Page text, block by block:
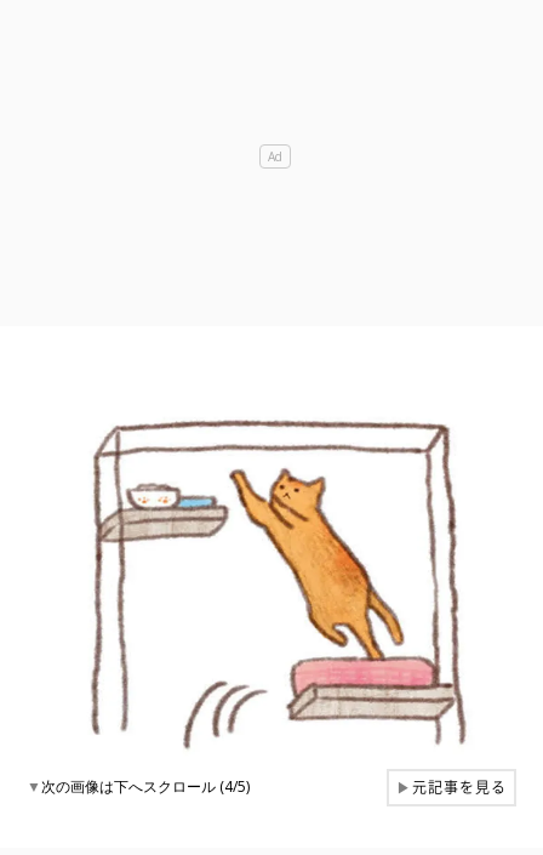
▼次の画像は下へスクロール (4/5) ▶元記事を見る